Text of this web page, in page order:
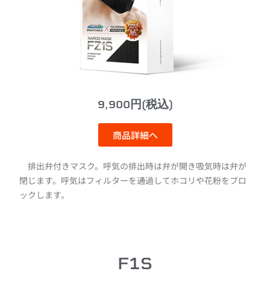
9,900円(税込)
商品詳細へ
排出弁付きマスク。呼気の排出時は弁が開き吸気時は弁が
閉じます。呼気はフィルターを通過してホコリや花粉をブロ
ックします。
F1S